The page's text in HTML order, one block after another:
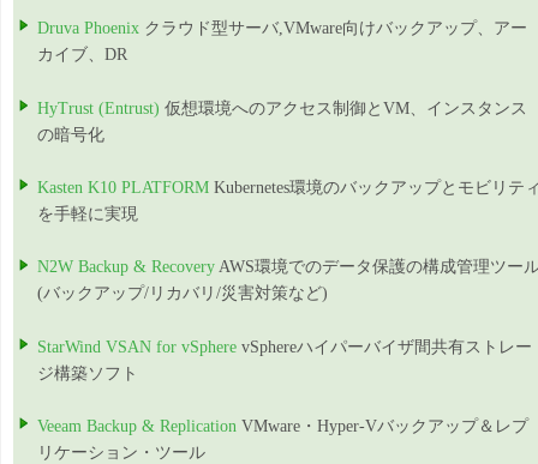
Druva Phoenix クラウド型サーバ,VMware向けバックアップ、アー
カイブ、DR
HyTrust (Entrust) 仮想環境へのアクセス制御とVM、インスタンス
の暗号化
Kasten K10 PLATFORM Kubernetes環境のバックアップとモビリテ
を手軽に実現
N2W Backup & Recovery AWS環境でのデータ保護の構成管理ツー
(バックアップ/リカバリ/災害対策など)
StarWind VSAN for vSphere vSphereハイパーバイザ間共有ストレー
ジ構築ソフト
Veeam Backup & Replication VMware・Hyper-Vバックアップ＆レプ
リケーション・ツール